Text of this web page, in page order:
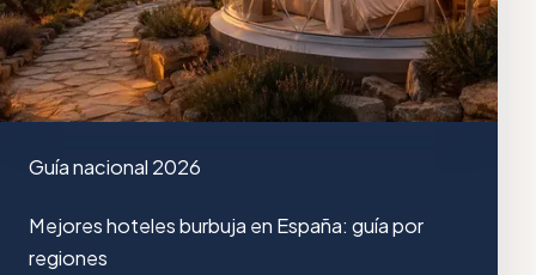
Guía nacional 2026
Mejores hoteles burbuja en España: guía por
regiones